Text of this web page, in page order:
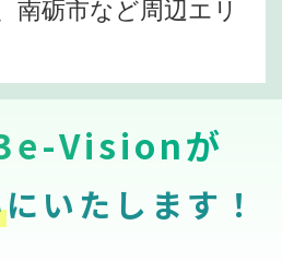
南砺市など周辺エリ
Visionが
にいたします！